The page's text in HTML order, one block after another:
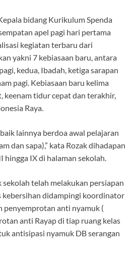
bidang Kurikulum Spenda
apel pagi hari pertama
kegiatan terbaru dari
yakni 7 kebiasaan baru, antara
kedua, Ibadah, ketiga sarapan
pagi. Kebiasaan baru kelima
keenam tidur cepat dan terakhir,
Raya.
lainnya berdoa awal pelajaran
dan sapa),” kata Rozak dihadapan
hingga IX di halaman sekolah.
sekolah telah melakukan persiapan
kebersihan didampingi koordinator
penyemprotan anti nyamuk (
anti Rayap di tiap ruang kelas
antisipasi nyamuk DB serangan